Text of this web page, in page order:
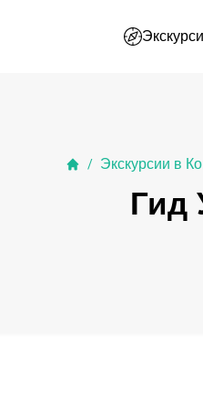
/ Экскурсии в
Гид